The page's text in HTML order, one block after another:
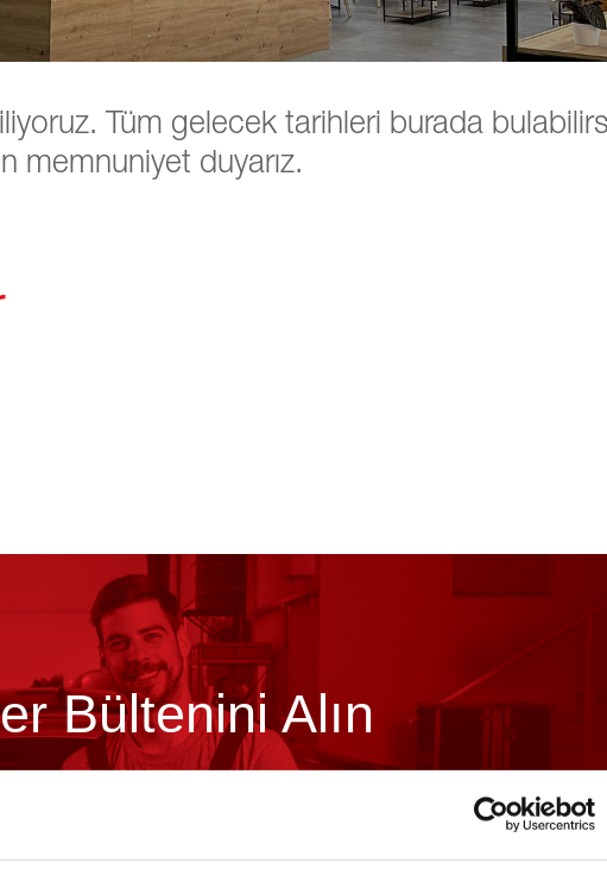
Tüm gelecek tarihleri burada
memnuniyet duyarız.
Bültenini Alın